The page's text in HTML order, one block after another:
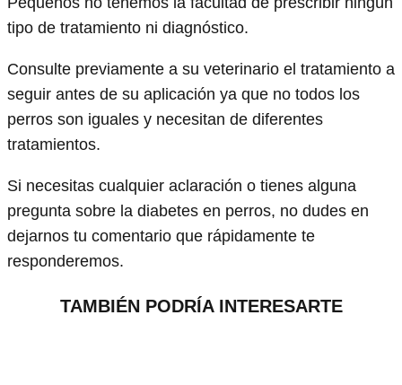
tipo de tratamiento ni diagnóstico.
Consulte previamente a su veterinario el tratamiento a
seguir antes de su aplicación ya que no todos los
perros son iguales y necesitan de diferentes
tratamientos.
Si necesitas cualquier aclaración o tienes alguna
pregunta sobre la diabetes en perros, no dudes en
dejarnos tu comentario que rápidamente te
responderemos.
TAMBIÉN PODRÍA INTERESARTE